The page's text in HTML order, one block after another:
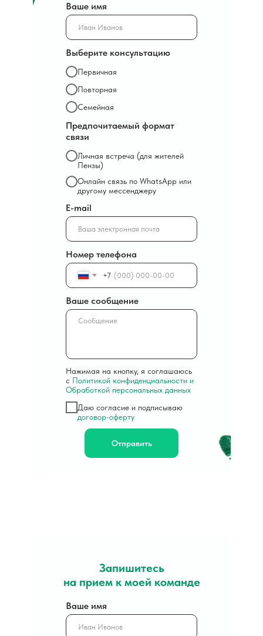
Ваше имя
Выберите консультацию
Первичная
Повторная
Семейная
Предпочитаемый формат
связи
Личная встреча (для жителей
Пензы)
Онлайн связь по WhatsApp или
другому мессенджеру
E-mail
Номер телефона
+7
Ваше сообщение
Нажимая на кнопку, я соглашаюсь
с Политикой конфиденциальности и
Обработкой персональных данных
Даю согласие и подписываю
договор-оферту
Отправить
Запишитесь
на прием к моей команде
Ваше имя